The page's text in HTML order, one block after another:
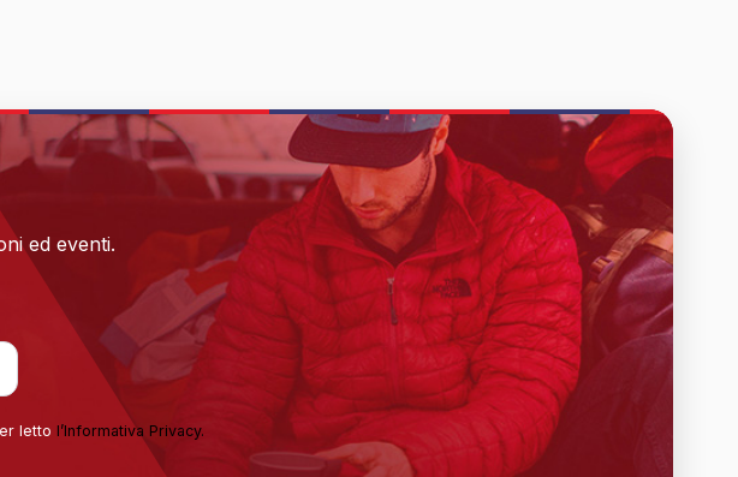
ed eventi.
letto l’Informativa Privacy.